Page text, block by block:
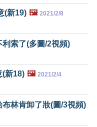
(新19) 🖼️ 2021/2/8
索了(多圖/2視頻)
(新18) 🖼️ 2021/2/4
林肯卸了妝(圖/3視頻)